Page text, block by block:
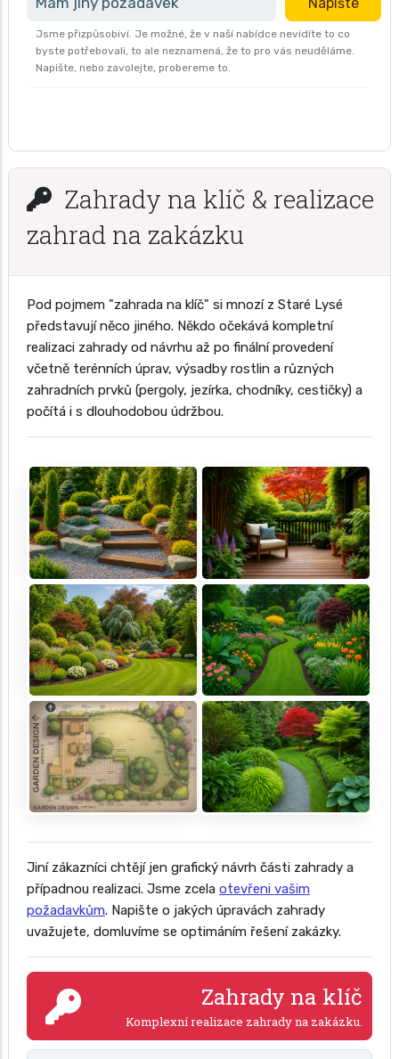
Jsme přizpůsobiví. Je možné, že v naší nabídce nevidíte to co
byste potřebovali, to ale neznamená, že to pro vás neuděláme.
Napište, nebo zavolejte, probereme to.
Zahrady na klíč & realizace
zahrad na zakázku
Pod pojmem "zahrada na klíč" si mnozí z Staré Lysé
představují něco jiného. Někdo očekává kompletní
realizaci zahrady od návrhu až po finální provedení
včetně terénních úprav, výsadby rostlin a různých
zahradních prvků (pergoly, jezírka, chodníky, cestičky) a
počítá i s dlouhodobou údržbou.
Jiní zákazníci chtějí jen grafický návrh části zahrady a
případnou realizaci. Jsme zcela otevřeni vašim
požadavkům. Napište o jakých úpravách zahrady
uvažujete, domluvíme se optimáním řešení zakázky.
Zahrady na klíč
Komplexní realizace zahrady na zakázku.